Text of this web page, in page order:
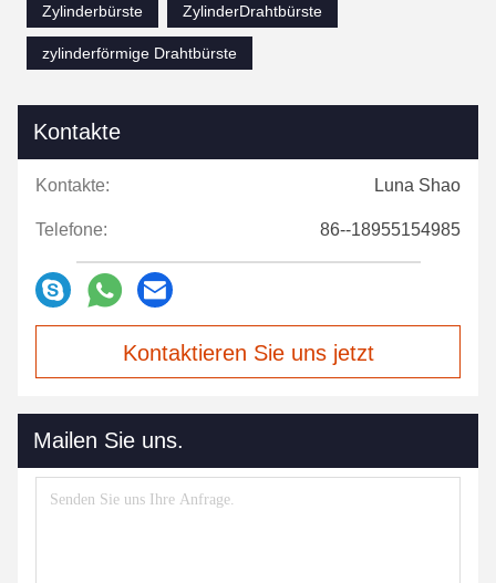
Zylinderbürste
ZylinderDrahtbürste
zylinderförmige Drahtbürste
Kontakte
Kontakte: Luna Shao
Telefone: 86--18955154985
Kontaktieren Sie uns jetzt
Mailen Sie uns.